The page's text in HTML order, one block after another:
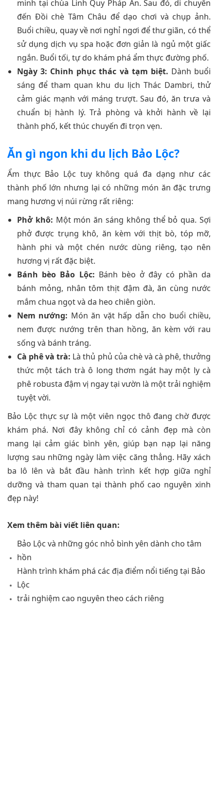
minh tại chùa Linh Quy Pháp Ấn. Sau đó, di chuyển
đến Đồi chè Tâm Châu để dạo chơi và chụp ảnh.
Buổi chiều, quay về nơi nghỉ ngơi để thư giãn, có thể
sử dụng dịch vụ spa hoặc đơn giản là ngủ một giấc
ngắn. Buổi tối, tự do khám phá ẩm thực đường phố.
Ngày 3: Chinh phục thác và tạm biệt. Dành buổi
sáng để tham quan khu du lịch Thác Dambri, thử
cảm giác mạnh với máng trượt. Sau đó, ăn trưa và
chuẩn bị hành lý. Trả phòng và khởi hành về lại
thành phố, kết thúc chuyến đi trọn vẹn.
Ăn gì ngon khi du lịch Bảo Lộc?
Ẩm thực Bảo Lộc tuy không quá đa dạng như các
thành phố lớn nhưng lại có những món ăn đặc trưng
mang hương vị núi rừng rất riêng:
Phở khô: Một món ăn sáng không thể bỏ qua. Sợi
phở được trụng khô, ăn kèm với thịt bò, tóp mỡ,
hành phi và một chén nước dùng riêng, tạo nên
hương vị rất đặc biệt.
Bánh bèo Bảo Lộc: Bánh bèo ở đây có phần da
bánh mỏng, nhân tôm thịt đậm đà, ăn cùng nước
mắm chua ngọt và da heo chiên giòn.
Nem nướng: Món ăn vặt hấp dẫn cho buổi chiều,
nem được nướng trên than hồng, ăn kèm với rau
sống và bánh tráng.
Cà phê và trà: Là thủ phủ của chè và cà phê, thưởng
thức một tách trà ô long thơm ngát hay một ly cà
phê robusta đậm vị ngay tại vườn là một trải nghiệm
tuyệt vời.
Bảo Lộc thực sự là một viên ngọc thô đang chờ được
khám phá. Nơi đây không chỉ có cảnh đẹp mà còn
mang lại cảm giác bình yên, giúp bạn nạp lại năng
lượng sau những ngày làm việc căng thẳng. Hãy xách
ba lô lên và bắt đầu hành trình kết hợp giữa nghỉ
dưỡng và tham quan tại thành phố cao nguyên xinh
đẹp này!
Xem thêm bài viết liên quan:
Bảo Lộc và những góc nhỏ bình yên dành cho tâm
hồn
Hành trình khám phá các địa điểm nổi tiếng tại Bảo
Lộc
trải nghiệm cao nguyên theo cách riêng